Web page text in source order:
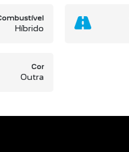
Híbrido
Cor
Outra